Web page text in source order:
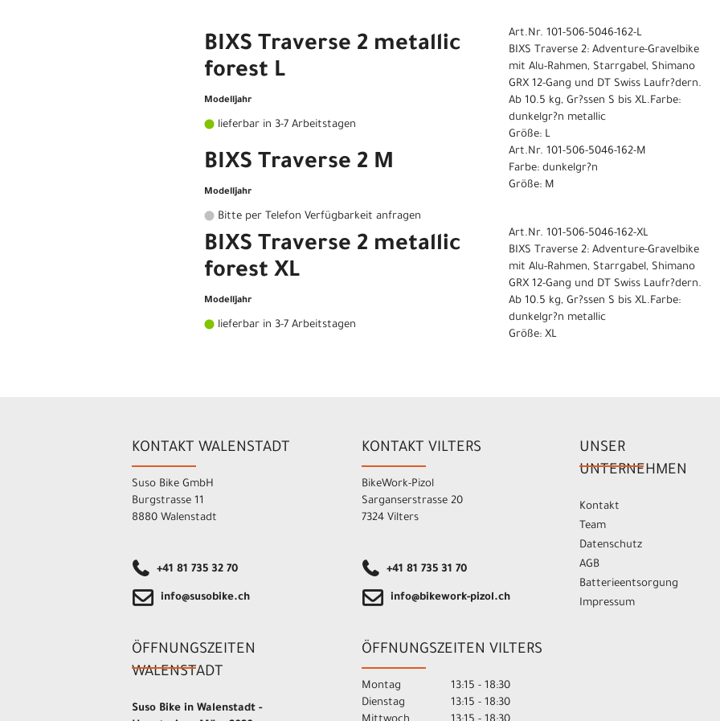
BIXS Traverse 2 metallic
forest L
Modelljahr
lieferbar in 3-7 Arbeitstagen
Art.Nr. 101-506-5046-162-L
BIXS Traverse 2: Adventure-Gravelbike
mit Alu-Rahmen, Starrgabel, Shimano
GRX 12-Gang und DT Swiss Laufr?dern.
Ab 10.5 kg, Gr?ssen S bis XL.Farbe:
dunkelgr?n metallic
Größe: L
BIXS Traverse 2 M
Modelljahr
Bitte per Telefon Verfügbarkeit anfragen
Art.Nr. 101-506-5046-162-M
Farbe: dunkelgr?n
Größe: M
BIXS Traverse 2 metallic
forest XL
Modelljahr
lieferbar in 3-7 Arbeitstagen
Art.Nr. 101-506-5046-162-XL
BIXS Traverse 2: Adventure-Gravelbike
mit Alu-Rahmen, Starrgabel, Shimano
GRX 12-Gang und DT Swiss Laufr?dern.
Ab 10.5 kg, Gr?ssen S bis XL.Farbe:
dunkelgr?n metallic
Größe: XL
KONTAKT WALENSTADT
Suso Bike GmbH
Burgstrasse 11
8880 Walenstadt
+41 81 735 32 70
info@susobike.ch
ÖFFNUNGSZEITEN
WALENSTADT
Suso Bike in Walenstadt -
KONTAKT VILTERS
BikeWork-Pizol
Sarganserstrasse 20
7324 Vilters
+41 81 735 31 70
info@bikework-pizol.ch
ÖFFNUNGSZEITEN VILTERS
Montag
13:15 - 18:30
Dienstag
13:15 - 18:30
UNSER
UNTERNEHMEN
Kontakt
Team
Datenschutz
AGB
Batterieentsorgung
Impressum